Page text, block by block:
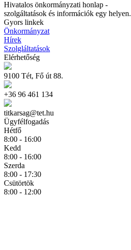
Hivatalos önkormányzati honlap -
szolgáltatások és információk egy helyen.
Gyors linkek
Önkormányzat
Hírek
Szolgláltatások
Elérhetőség
9100 Tét, Fő út 88.
+36 96 461 134
titkarsag@tet.hu
Ügyfélfogadás
Hétfő
8:00 - 16:00
Kedd
8:00 - 16:00
Szerda
8:00 - 17:30
Csütörtök
8:00 - 12:00